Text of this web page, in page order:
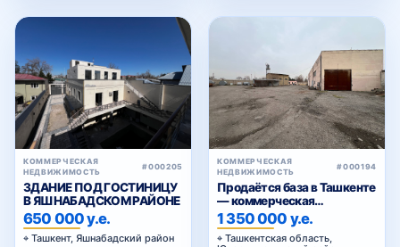
КОММЕРЧЕСКАЯ
НЕДВИЖИМОСТЬ
#000205
ЗДАНИЕ ПОД ГОСТИНИЦУ
В ЯШНАБАДСКОМ РАЙОНЕ
650 000 у.е.
1200 м² • 7 сот. • Отдельно
стоящие здания
Подробнее
КОММЕРЧЕСКАЯ
НЕДВИЖИМОСТЬ
#000194
Продаётся база в Ташкенте
— коммерческая
недвижимость под
производство, склад и
логистику
1 350 000 у.е.
Юкоричирчикский район
800 м² • 60 сот. • Складские и
логистические базы
Подробнее